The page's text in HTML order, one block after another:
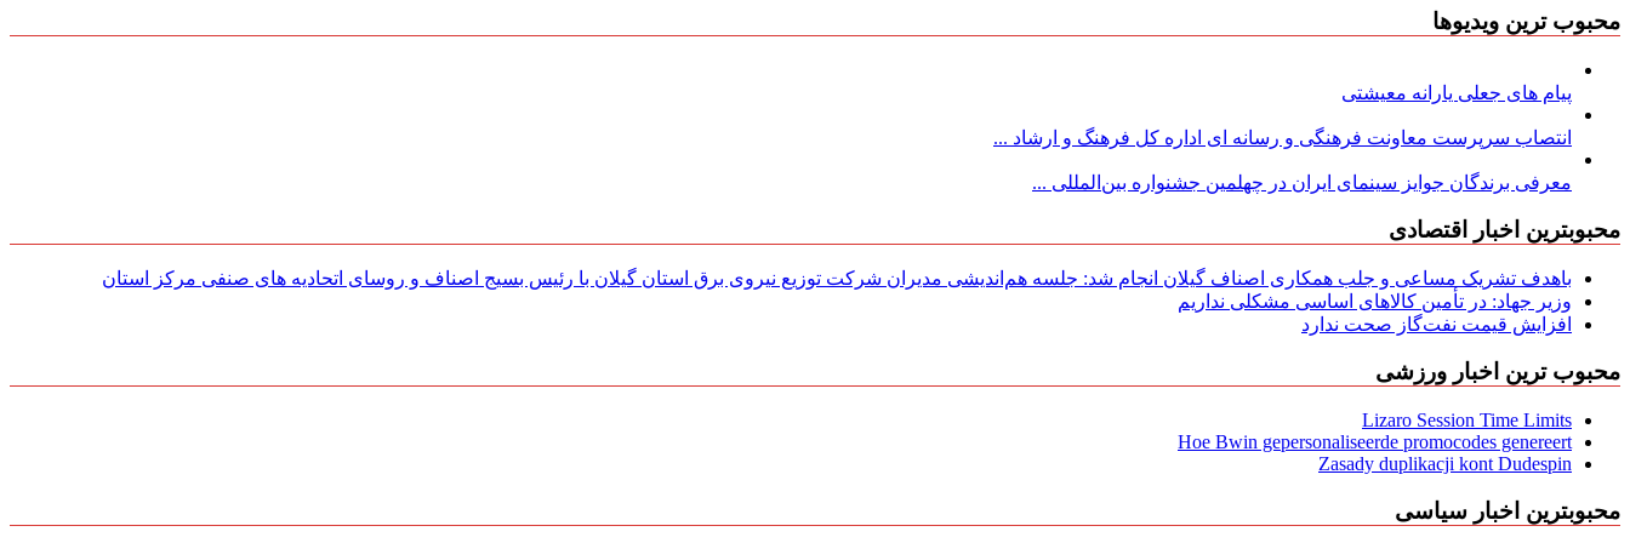
محبوب ترین ویدیوها
پیام های جعلی یارانه معیشتی
انتصاب سرپرست معاونت فرهنگی و رسانه ای اداره کل فرهنگ و ارشاد ...
معرفی برندگان جوایز سینمای ایران در چهلمین جشنواره بین‌المللی ...
محبوبترین اخبار اقتصادی
باهدف تشریک مساعی و جلب همکاری اصناف گیلان انجام شد: جلسه هم‌اندیشی مدیران شركت توزیع نیروی برق استان گیلان با رئیس بسیج اصناف و روسای اتحادیه های صنفی مركز استان
وزیر جهاد: در تأمین کالاهای اساسی مشکلی نداریم
افزایش قیمت نفت‌گاز صحت ندارد
محبوب ترین اخبار ورزشی
Lizaro Session Time Limits
Hoe Bwin gepersonaliseerde promocodes genereert
Zasady duplikacji kont Dudespin
محبوبترین اخبار سیاسی